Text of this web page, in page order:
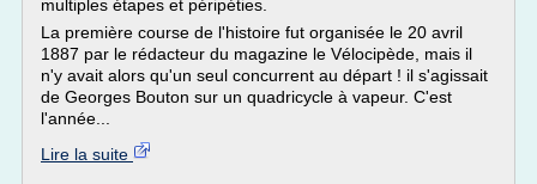
multiples étapes et péripéties.
La première course de l'histoire fut organisée le 20 avril
1887 par le rédacteur du magazine le Vélocipède, mais il
n'y avait alors qu'un seul concurrent au départ ! il s'agissait
de Georges Bouton sur un quadricycle à vapeur. C'est
l'année...
Lire la suite